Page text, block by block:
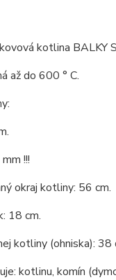
kotlina BALKY
až do 600 ° C.
!!!
okraj kotliny: 56 cm.
18 cm.
kotliny (ohniska): 38
kotlinu, komín